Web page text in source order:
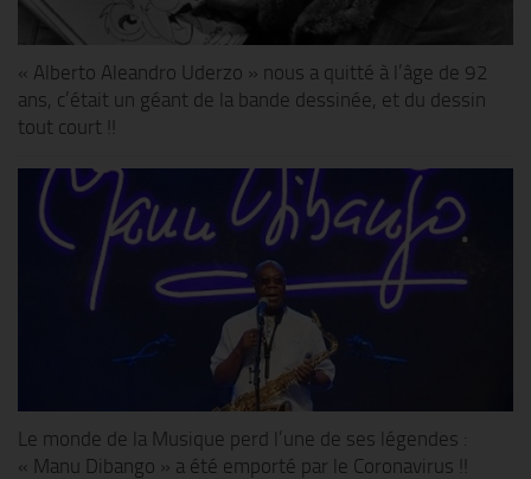
« Alberto Aleandro Uderzo » nous a quitté à l’âge de 92
ans, c’était un géant de la bande dessinée, et du dessin
tout court !!
Le monde de la Musique perd l’une de ses légendes :
« Manu Dibango » a été emporté par le Coronavirus !!